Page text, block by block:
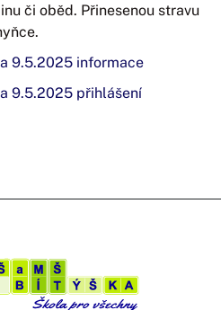
či oběd. Přinesenou stravu
9.5.2025 informace
9.5.2025 přihlášení